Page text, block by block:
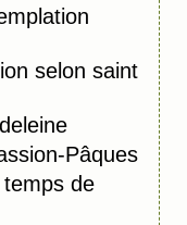
selon saint
Pâques
de